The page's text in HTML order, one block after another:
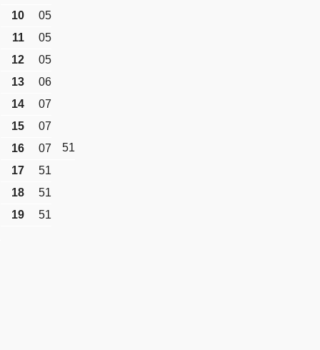
10
05
11
05
12
05
13
06
14
07
15
07
16
07
51
17
51
18
51
19
51